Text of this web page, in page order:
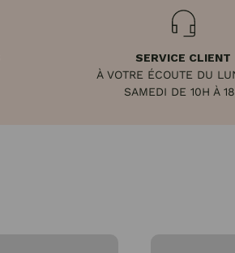
SERVICE CLIENT
À VOTRE ÉCOUTE DU
SAMEDI DE 10H À